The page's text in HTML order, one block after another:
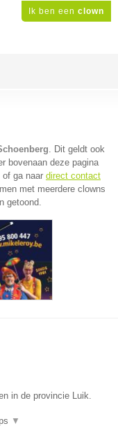
Ik ben een clown
. Dit geldt ook
bovenaan deze pagina
ga naar direct contact
met meerdere clowns
getoond.
in de provincie Luik.
▼